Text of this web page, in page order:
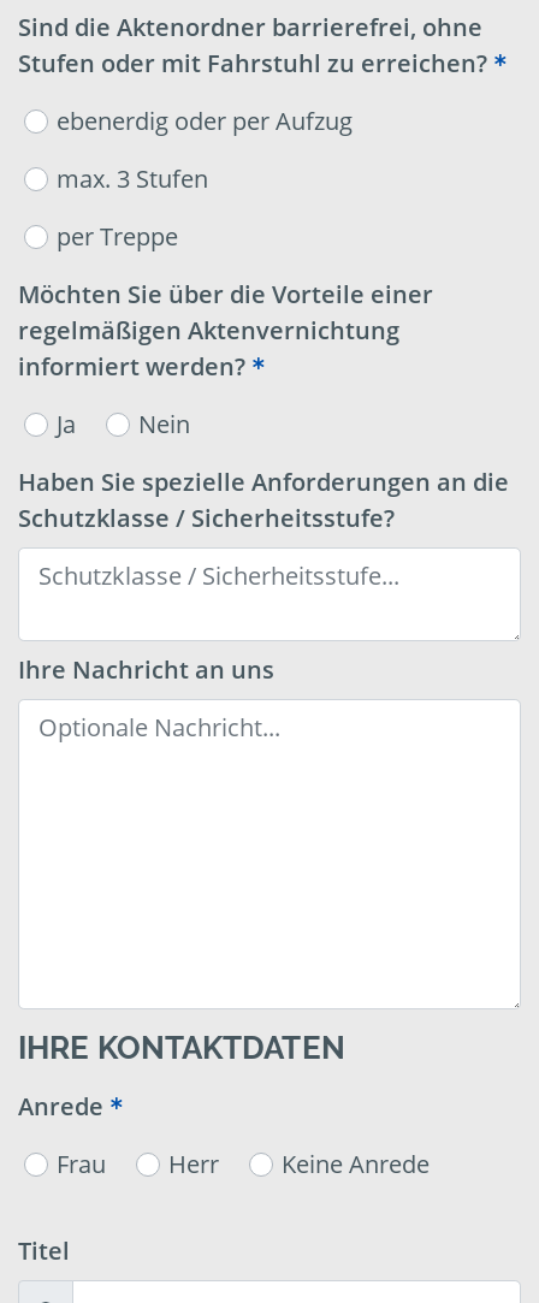
Sind die Aktenordner barrierefrei, ohne
Stufen oder mit Fahrstuhl zu erreichen?
ebenerdig oder per Aufzug
max. 3 Stufen
per Treppe
Möchten Sie über die Vorteile einer
regelmäßigen Aktenvernichtung
informiert werden?
Ja
Nein
Haben Sie spezielle Anforderungen an die
Schutzklasse / Sicherheitsstufe?
Ihre Nachricht an uns
IHRE KONTAKTDATEN
Anrede
Frau
Herr Keine Anrede
Titel